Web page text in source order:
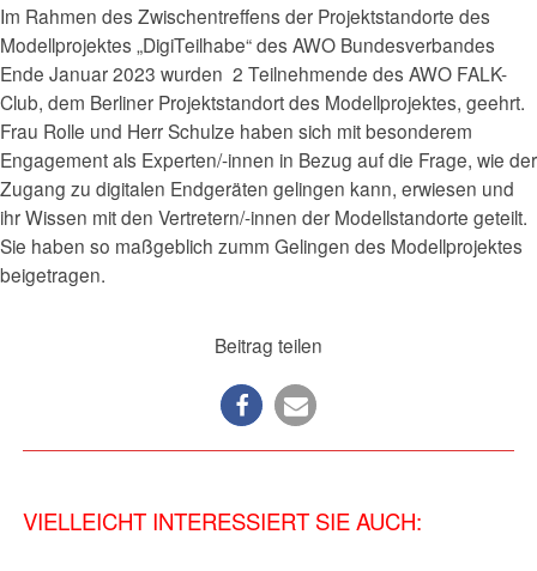
Im Rahmen des Zwischentreffens der Projektstandorte des
Modellprojektes „DigiTeilhabe“ des AWO Bundesverbandes
Ende Januar 2023 wurden 2 Teilnehmende des AWO FALK-
Club, dem Berliner Projektstandort des Modellprojektes, geehrt.
Frau Rolle und Herr Schulze haben sich mit besonderem
Engagement als Experten/-innen in Bezug auf die Frage, wie der
Zugang zu digitalen Endgeräten gelingen kann, erwiesen und
ihr Wissen mit den Vertretern/-innen der Modellstandorte geteilt.
Sie haben so maßgeblich zumm Gelingen des Modellprojektes
beigetragen.
Beitrag teilen
VIELLEICHT INTERESSIERT SIE AUCH: